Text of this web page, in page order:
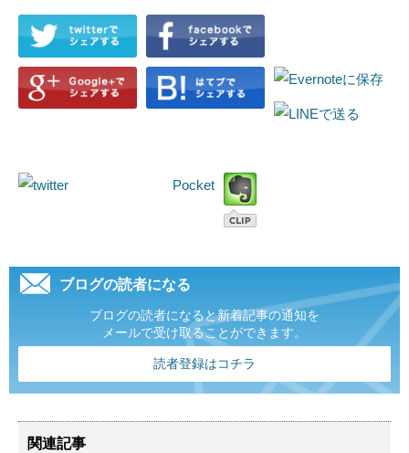
Pocket
ブログの読者になる
ブログの読者になると新着記事の通知を
メールで受け取ることができます。
読者登録はコチラ
関連記事